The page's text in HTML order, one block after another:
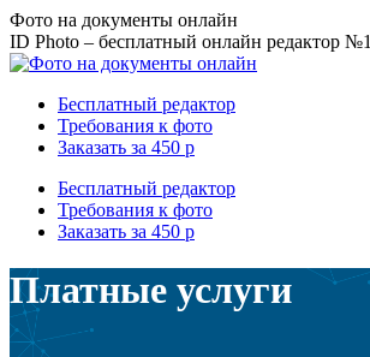
Перейти
к
содержанию
Фото на документы онлайн
ID Photo – бесплатный онлайн редактор №1
Бесплатный редактор
Требования к фото
Заказать за 450 р
Бесплатный редактор
Требования к фото
Заказать за 450 р
Платные услуги